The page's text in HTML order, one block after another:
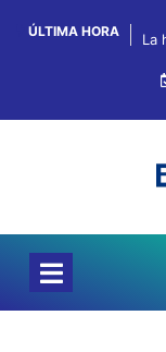
ÚLTIMA HORA La